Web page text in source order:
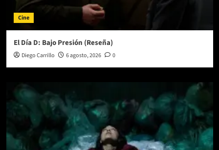
Cine
El Día D: Bajo Presión (Reseña)
Diego Carrillo 6 agosto, 2026 0